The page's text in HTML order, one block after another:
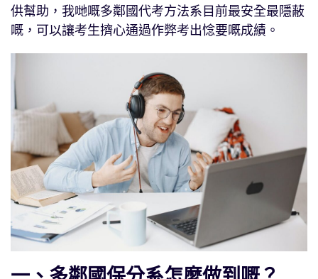
供幫助，我哋嘅多鄰國代考方法系目前最安全最隱蔽
嘅，可以讓考生擠心通過作弊考出惗要嘅成績。